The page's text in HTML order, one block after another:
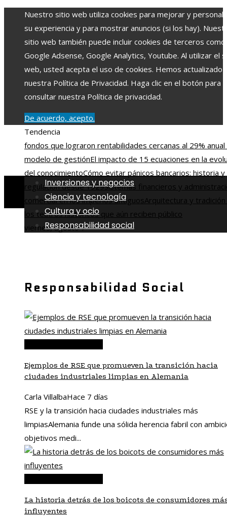
Nuestro sitio web utiliza cookies para mejorar y
su experiencia y para mostrar anuncios (si los hay).
sitio web también puede incluir cookies de terceros como
Google Adsense, Google Analytics, Youtube. Al utilizar el
web, usted acepta el uso de cookies. Hemos actualizado
nuestra Política de Privacidad. Haga clic en el botón para
consultar nuestra Política de privacidad.
De acuerdo, acepto.
Tendencia
fondos que lograron rentabilidades cercanas al 29% anual
modelo de gestiónEl impacto de 15 ecuaciones en la
del conocimientoCómo evitar pánicos bancarios: historia y
regulación desde 1929Sistemas financieros y
comercial en los imperios antiguosArquitectura y tradición
los teatros históricos que aún reciben público
viernes, agosto 7
Inversiones y negocios
Ciencia y tecnología
Cultura y ocio
Responsabilidad social
Responsabilidad Social
Ejemplos de RSE que promueven la transición hacia
ciudades industriales limpias en Alemania
Carla VillalbaHace 7 días
RSE y la transición hacia ciudades industriales más
limpiasAlemania funde una sólida herencia fabril con
objetivos medi...
La historia detrás de los boicots de consumidores
influyentes